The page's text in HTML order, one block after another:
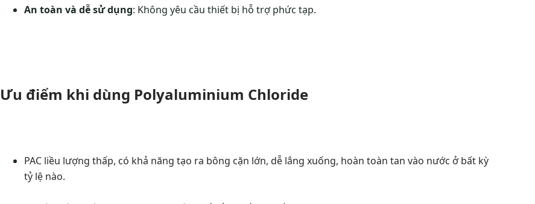
An toàn và dễ sử dụng: Không yêu cầu thiết bị hỗ trợ phức tạp.
Ưu điểm khi dùng Polyaluminium Chloride
PAC liều lượng thấp, có khả năng tạo ra bông cặn lớn, dễ lắng xuống, hoàn toàn tan vào nước ở bất kỳ
tỷ lệ nào.